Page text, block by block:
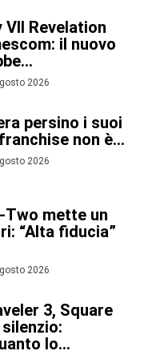
VII Revelation
il nuovo
2026
persino i suoi
non è...
2026
Two mette un
“Alta fiducia”
2026
3, Square
lo...